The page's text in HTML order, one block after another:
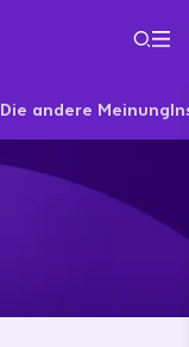
Die andere Meinung